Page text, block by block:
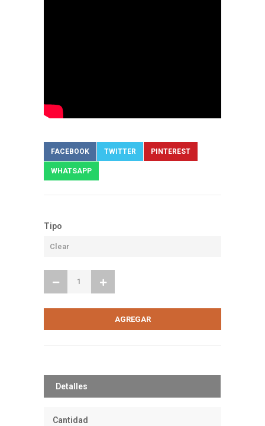
FACEBOOK TWITTER PINTEREST
WHATSAPP
Tipo
Detalles
Cantidad